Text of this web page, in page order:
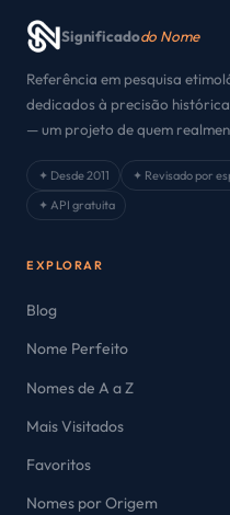
Significadodo Nome
Referência em pesquisa
dedicados à precisão
— um projeto de quem
✦ Desde 2011 ✦ Revisado por
✦ API gratuita
EXPLORAR
Blog
Nome Perfeito
Nomes de A a Z
Mais Visitados
Favoritos
Nomes por Origem